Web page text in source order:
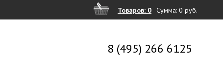
Товаров: 0 Сумма: 0 руб.
8 (495) 266 6125